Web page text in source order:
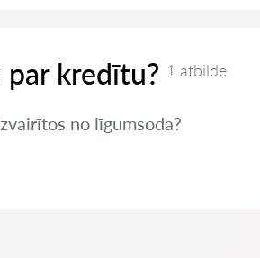
kredītu? 1 atbilde
no līgumsoda?